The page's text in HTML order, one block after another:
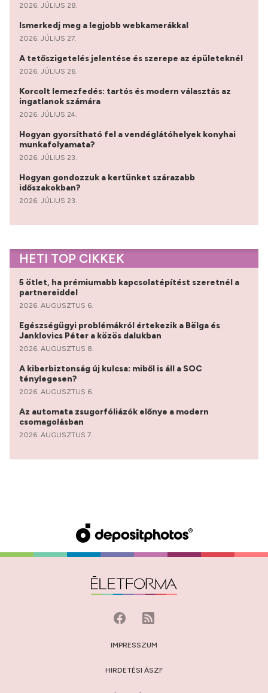
2026. JÚLIUS 28.
Ismerkedj meg a legjobb webkamerákkal
2026. JÚLIUS 27.
A tetőszigetelés jelentése és szerepe az épületeknél
2026. JÚLIUS 26.
Korcolt lemezfedés: tartós és modern választás az
ingatlanok számára
2026. JÚLIUS 24.
Hogyan gyorsítható fel a vendéglátóhelyek konyhai
munkafolyamata?
2026. JÚLIUS 23.
Hogyan gondozzuk a kertünket szárazabb
időszakokban?
2026. JÚLIUS 23.
HETI TOP CIKKEK
5 ötlet, ha prémiumabb kapcsolatépítést szeretnél a
partnereiddel
2026. AUGUSZTUS 6.
Egészségügyi problémákról értekezik a Bëlga és
Janklovics Péter a közös dalukban
2026. AUGUSZTUS 8.
A kiberbiztonság új kulcsa: miből is áll a SOC
ténylegesen?
2026. AUGUSZTUS 6.
Az automata zsugorfóliázók előnye a modern
csomagolásban
2026. AUGUSZTUS 7.
IMPRESSZUM
HIRDETÉSI ÁSZF